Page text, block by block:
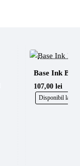
Base Ink
Disponibil la
107,00 lei